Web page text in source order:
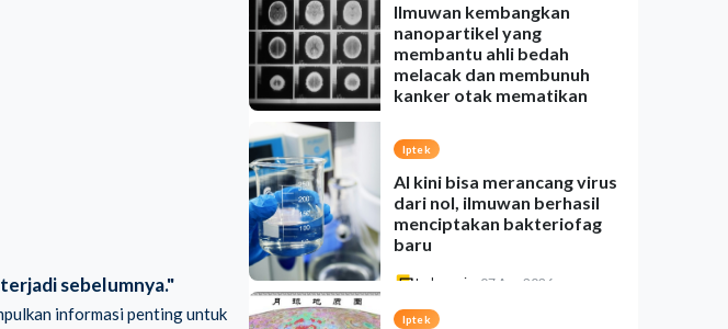
sebelumnya."
informasi penting untuk
Ilmuwan kembangkan
nanopartikel yang
membantu ahli bedah
melacak dan membunuh
kanker otak mematikan
Iptek
AI kini bisa merancang virus
dari nol, ilmuwan berhasil
menciptakan bakteriofag
baru
Indonesia 07 Aug 2026
Iptek